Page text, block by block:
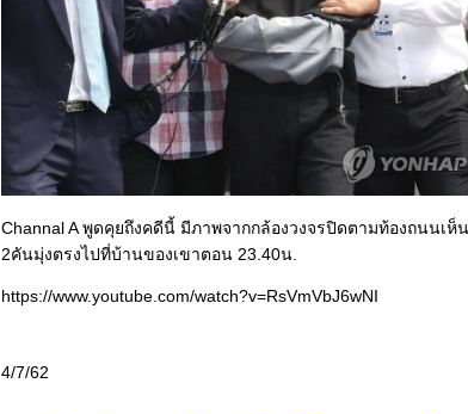
Channal A พูดคุยถึงคดีนี้ มีภาพจากกล้องวงจรปิดตามท้องถนนเห็
2คันมุ่งตรงไปที่บ้านของเขาตอน 23.40น.
https://www.youtube.com/watch?v=RsVmVbJ6wNI
4/7/62